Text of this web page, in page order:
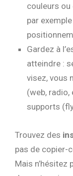
couleurs
par
Gardez à
atteindre :
visez, vous
(web, radio,
supports
Trouvez des
pas de copier-
Mais n’hésitez